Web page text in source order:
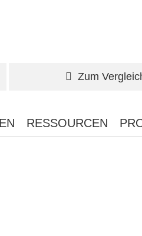
Zum
RESSOURCEN